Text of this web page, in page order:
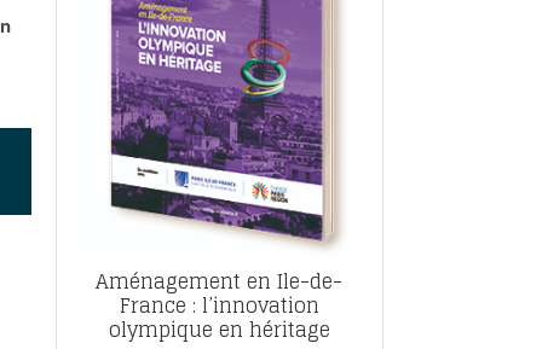
ABF, ZAC : F. Vauglin détaille sa
pour l’urbanisme parisien- 17
de la tech et de la finance
marché de la location de luxe-
Aménagement en Ile-de-
France : l’innovation
olympique en héritage